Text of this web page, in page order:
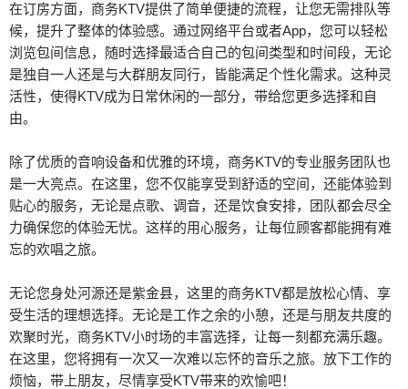
在订房方面，商务KTV提供了简单便捷的流程，让您无需排队等
候，提升了整体的体验感。通过网络平台或者App，您可以轻松
浏览包间信息，随时选择最适合自己的包间类型和时间段，无论
是独自一人还是与大群朋友同行，皆能满足个性化需求。这种灵
活性，使得KTV成为日常休闲的一部分，带给您更多选择和自
由。
除了优质的音响设备和优雅的环境，商务KTV的专业服务团队也
是一大亮点。在这里，您不仅能享受到舒适的空间，还能体验到
贴心的服务，无论是点歌、调音，还是饮食安排，团队都会尽全
力确保您的体验无忧。这样的用心服务，让每位顾客都能拥有难
忘的欢唱之旅。
无论您身处河源还是紫金县，这里的商务KTV都是放松心情、享
受生活的理想选择。无论是工作之余的小憩，还是与朋友共度的
欢聚时光，商务KTV小时场的丰富选择，让每一刻都充满乐趣。
在这里，您将拥有一次又一次难以忘怀的音乐之旅。放下工作的
烦恼，带上朋友，尽情享受KTV带来的欢愉吧！